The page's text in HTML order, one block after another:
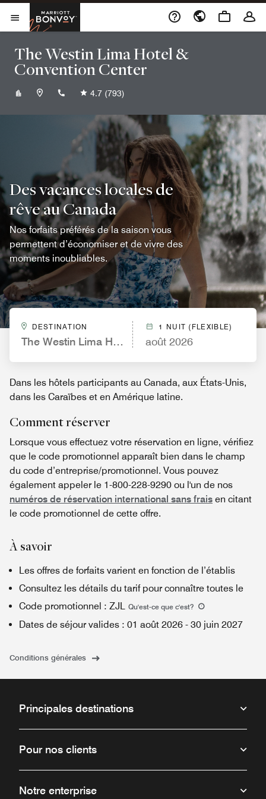
Skip to Content
Ouvrir le menu
Marriott Bonvoy
The Westin Lima Hotel &
Convention Center
+5112015000
4.7 (793)
Des vacances locales de
rêve au Canada
Nos forfaits préférés de la saison vous
permettent d’économiser et de vivre des
moments inoubliables.
DESTINATION
The Westin Lima Hotel & Convention Center
1 NUIT (FLEXIBLE)
août 2026
Dans les hôtels participants au Canada, aux États-Unis,
dans les Caraïbes et en Amérique latine.
Comment réserver
Lorsque vous effectuez votre réservation en ligne, vérifiez
que le code promotionnel apparaît bien dans le champ
du code d’entreprise/promotionnel. Vous pouvez
également appeler le 1-800-228-9290 ou l'un de nos
numéros de réservation international sans frais en citant
le code promotionnel de cette offre.
À savoir
Les offres de forfaits varient en fonction de l’établis
Consultez les détails du tarif pour connaître toutes le
Code promotionnel : ZJL Qu'est-ce que c'est?
Dates de séjour valides : 01 août 2026 - 30 juin 2027
Conditions générales
Principales destinations
Pour nos clients
Notre enterprise